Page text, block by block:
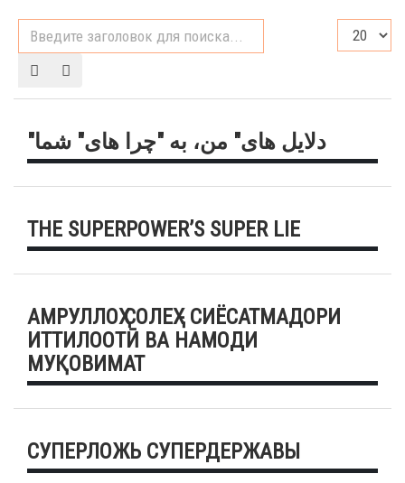
заголовок
поиска...
"دلایل های" من، به "چرا های" شما
THE SUPERPOWER’S SUPER LIE
АМРУЛЛОҲ СОЛЕҲ - СИЁСАТМАДОРИ
ИТТИЛООТӢ ВА НАМОДИ
МУҚОВИМАТ
СУПЕРЛОЖЬ СУПЕРДЕРЖАВЫ